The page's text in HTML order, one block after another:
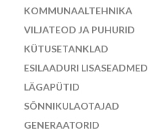
KOMMUNAALTEHNIKA
VILJATEOD JA PUHURID
KÜTUSETANKLAD
ESILAADURI LISASEADMED
LÄGAPÜTID
SÕNNIKULAOTAJAD
GENERAATORID